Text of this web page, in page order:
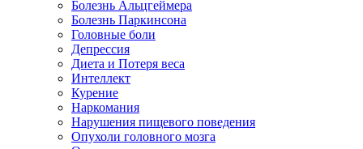
Болезнь Альцгеймера
Болезнь Паркинсона
Головные боли
Депрессия
Диета и Потеря веса
Интеллект
Курение
Наркомания
Нарушения пищевого поведения
Опухоли головного мозга